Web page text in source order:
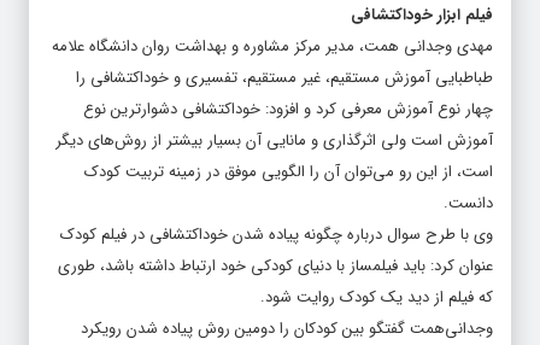
فیلم ابزار خوداکتشافی
مهدی وجدانی همت، مدیر مرکز مشاوره و بهداشت روان دانشگاه علامه
طباطبایی آموزش مستقیم، غیر مستقیم، تفسیری و خوداکتشافی را
چهار نوع آموزش معرفی کرد و افزود: خوداکتشافی دشوارترین نوع
آموزش است ولی اثرگذاری و مانایی آن بسیار بیشتر از روش‌های دیگر
است، از این رو می‌توان آن را الگویی موفق در زمینه تربیت کودک
دانست.
وی با طرح سوال درباره چگونه پیاده شدن خوداکتشافی در فیلم کودک
عنوان کرد: باید فیلمساز با دنیای کودکی خود ارتباط داشته باشد، طوری
که فیلم از دید یک کودک روایت شود.
وجدانی‌همت گفتگو بین کودکان را دومین روش پیاده شدن رویکرد